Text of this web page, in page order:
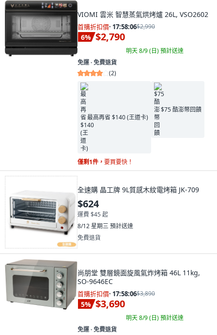
VIOMI 雲米 智慧蒸氣烘烤爐 26L, VSO2602
首購折扣價· 17:58:04$2,990
6% $2,790
明天 8/9 (日)預計送達
免運 ∙ 免費退貨
(2)
最高再省 $140 (王道卡)
$75 酷澎幣回饋
僅剩1件， 要買要快！
全速購 晶工牌 9L質感木紋電烤箱 JK-709
$624
運費 $45 起
8/12 星期三預計送達
免費退貨
尚朋堂 雙層鏡面旋風氣炸烤箱 46L 11kg,
SO-9646EC
首購折扣價· 17:58:04$3,890
5% $3,690
明天 8/9 (日)預計送達
免運 ∙ 免費退貨